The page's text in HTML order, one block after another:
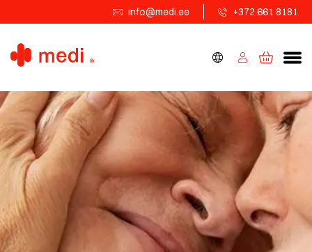
info@medi.ee +372 661 8181